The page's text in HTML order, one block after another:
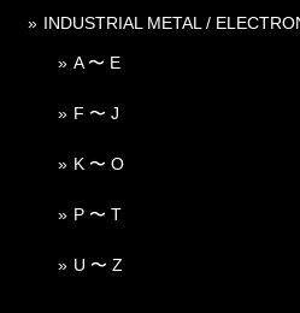
INDUSTRIAL METAL /
A 〜 E
F 〜 J
K 〜 O
P 〜 T
U 〜 Z